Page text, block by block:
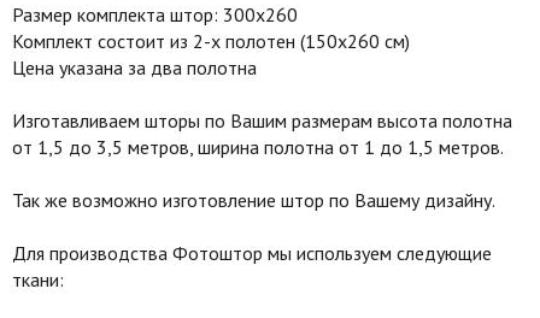
Размер комплекта штор: 300х260
Комплект состоит из 2-х полотен (150х260 см)
Цена указана за два полотна
Изготавливаем шторы по Вашим размерам высота полотна
от 1,5 до 3,5 метров, ширина полотна от 1 до 1,5 метров.
Так же возможно изготовление штор по Вашему дизайну.
Для производства Фотоштор мы используем следующие
ткани: